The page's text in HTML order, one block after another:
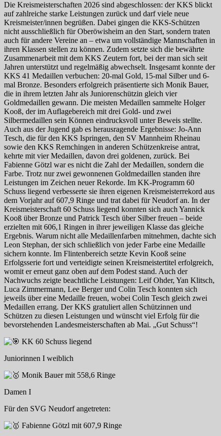
Die Kreismeisterschaften 2026 sind abgeschlossen: der KKS blickt
auf zahlreiche starke Leistungen zurück und darf viele neue
Kreismeister/innen begrüßen. Dabei gingen die KKS-Schützen
nicht ausschließlich für Oberöwisheim an den Start, sondern traten
auch für andere Vereine an – etwa um vollständige Mannschaften in
ihren Klassen stellen zu können. Zudem setzte sich die bewährte
Zusammenarbeit mit dem KKS Zeutern fort, bei der man sich seit
Jahren unterstützt und regelmäßig abwechselt. Insgesamt konnte der
KKS 41 Medaillen verbuchen: 20-mal Gold, 15-mal Silber und 6-
mal Bronze. Besonders erfolgreich präsentierte sich Monik Bauer,
die in ihrem letzten Jahr als Juniorenschützin gleich vier
Goldmedaillen gewann. Die meisten Medaillen sammelte Holger
Kooß, der im Auflagebereich mit drei Gold- und zwei
Silbermedaillen sein Können eindrucksvoll unter Beweis stellte.
Auch aus der Jugend gab es herausragende Ergebnisse: Jo-Ann
Tesch, die für den KKS Ispringen, den SV Mannheim Rheinau
sowie den KKS Remchingen in anderen Schützenkreise antrat,
kehrte mit vier Medaillen, davon drei goldenen, zurück. Bei
Fabienne Götzl war es nicht die Zahl der Medaillen, sondern die
Farbe. Trotz nur zwei gewonnenen Goldmedaillen standen ihre
Leistungen im Zeichen neuer Rekorde. Im KK-Programm 60
Schuss liegend verbesserte sie ihren eigenen Kreismeisterrekord aus
dem Vorjahr auf 607,9 Ringe und trat dabei für Neudorf an. In der
Kreismeisterschaft 60 Schuss liegend konnten sich auch Yannick
Kooß über Bronze und Patrick Tesch über Silber freuen – beide
erzielten mit 606,1 Ringen in ihrer jeweiligen Klasse das gleiche
Ergebnis. Warum nicht alle Medaillenfarben mitnehmen, dachte sich
Leon Stephan, der sich schließlich von jeder Farbe eine Medaille
sichern konnte. Im Flintenbereich setzte Kevin Kooß seine
Erfolgsserie fort und verteidigte seinen Kreismeistertitel erfolgreich,
womit er erneut ganz oben auf dem Podest stand. Auch der
Nachwuchs zeigte beachtliche Leistungen: Leif Ohder, Yan Klitsch,
Luca Zimmermann, Lee Berger und Colin Tesch konnten sich
jeweils über eine Medaille freuen, wobei Colin Tesch gleich zwei
Medaillen errang. Der KKS gratuliert allen Schützinnen und
Schützen zu diesen Leistungen und wünscht viel Erfolg für die
bevorstehenden Landesmeisterschaften ab Mai. „Gut Schuss“!
KK 60 Schuss liegend
Juniorinnen I weiblich
Monik Bauer mit 558,6 Ringe
Damen I
Für den SVG Neudorf angetreten:
Fabienne Götzl mit 607,9 Ringe